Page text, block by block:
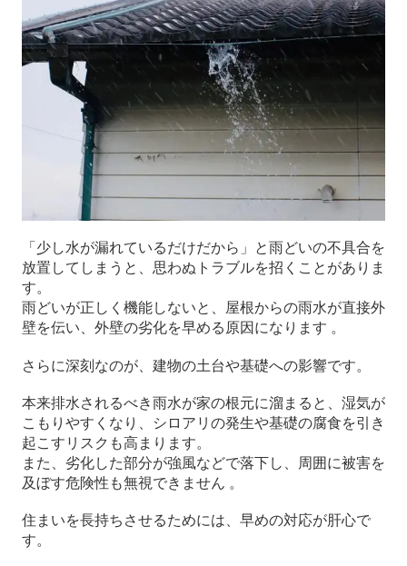
「少し水が漏れているだけだから」と雨どいの不具合を
放置してしまうと、思わぬトラブルを招くことがありま
す。
雨どいが正しく機能しないと、屋根からの雨水が直接外
壁を伝い、外壁の劣化を早める原因になります 。
さらに深刻なのが、建物の土台や基礎への影響です。
本来排水されるべき雨水が家の根元に溜まると、湿気が
こもりやすくなり、シロアリの発生や基礎の腐食を引き
起こすリスクも高まります。
また、劣化した部分が強風などで落下し、周囲に被害を
及ぼす危険性も無視できません 。
住まいを長持ちさせるためには、早めの対応が肝心で
す。